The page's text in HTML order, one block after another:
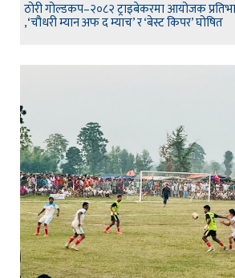
ठोरी गोल्डकप–२०८२ ट्राइबेकरमा आयोजक
,‘चौधरी म्यान अफ द म्याच’ र ‘बेस्ट किपर’ घोषित